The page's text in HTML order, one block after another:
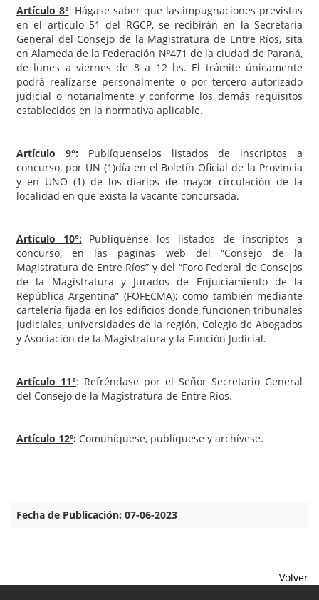
Artículo 8°: Hágase saber que las impugnaciones previstas
en el artículo 51 del RGCP, se recibirán en la Secretaría
General del Consejo de la Magistratura de Entre Ríos, sita
en Alameda de la Federación Nº471 de la ciudad de Paraná,
de lunes a viernes de 8 a 12 hs. El trámite únicamente
podrá realizarse personalmente o por tercero autorizado
judicial o notarialmente y conforme los demás requisitos
establecidos en la normativa aplicable.
Artículo 9°: Publíquenselos listados de inscriptos a
concurso, por UN (1)día en el Boletín Oficial de la Provincia
y en UNO (1) de los diarios de mayor circulación de la
localidad en que exista la vacante concursada.
Artículo 10°: Publíquense los listados de inscriptos a
concurso, en las páginas web del “Consejo de la
Magistratura de Entre Ríos” y del “Foro Federal de Consejos
de la Magistratura y Jurados de Enjuiciamiento de la
República Argentina” (FOFECMA); como también mediante
cartelería fijada en los edificios donde funcionen tribunales
judiciales, universidades de la región, Colegio de Abogados
y Asociación de la Magistratura y la Función Judicial.
Artículo 11°: Refréndase por el Señor Secretario General
del Consejo de la Magistratura de Entre Ríos.
Artículo 12º: Comuníquese, publíquese y archívese.
Fecha de Publicación: 07-06-2023
Volver